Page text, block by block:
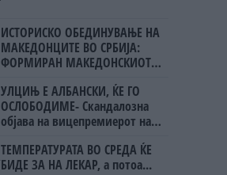
ИСТОРИСКО ОБЕДИНУВАЊЕ НА
МАКЕДОНЦИТЕ ВО СРБИЈА:
ФОРМИРАН МАКЕДОНСКИОТ
УЛЦИЊ Е АЛБАНСКИ, ЌЕ ГО
ОСЛОБОДИМЕ- Скандалозна
објава на вицепремиерот на
ТЕМПЕРАТУРАТА ВО СРЕДА ЌЕ
БИДЕ ЗА НА ЛЕКАР, а потоа...